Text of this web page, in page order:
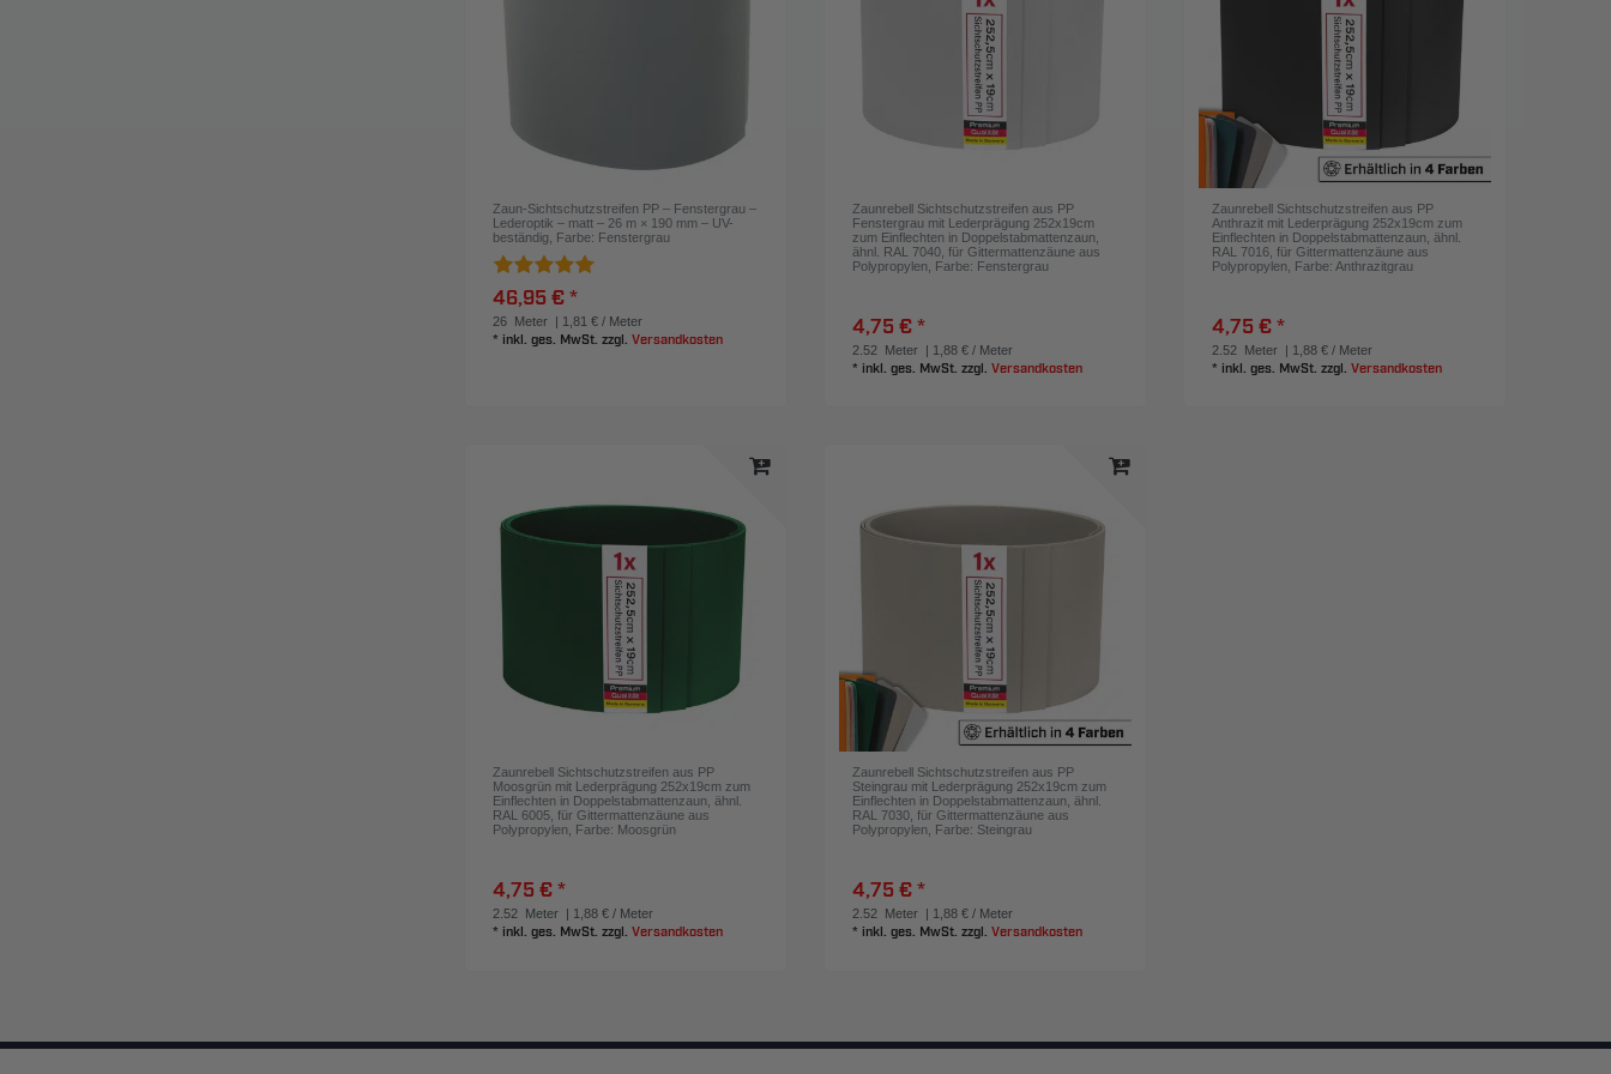
Zaun-Sichtschutzstreifen PP – Fenstergrau –
Lederoptik – matt – 26 m × 190 mm – UV-
beständig , Farbe: Fenstergrau
46,95 € *
26 Meter | 1,81 € / Meter
* inkl. ges. MwSt. zzgl.Versandkosten
Zaunrebell Sichtschutzstreifen aus PP
Fenstergrau mit Lederprägung 252x19cm
zum Einflechten in Doppelstabmattenzaun,
ähnl. RAL 7040, für Gittermattenzäune aus
Polypropylen , Farbe: Fenstergrau
4,75 € *
2.52 Meter | 1,88 € / Meter
* inkl. ges. MwSt. zzgl.Versandkosten
Zaunrebell Sichtschutzstreifen aus PP
Anthrazit mit Lederprägung 252x19cm zum
Einflechten in Doppelstabmattenzaun, ähnl.
RAL 7016, für Gittermattenzäune aus
Polypropylen , Farbe: Anthrazitgrau
4,75 € *
2.52 Meter | 1,88 € / Meter
* inkl. ges. MwSt. zzgl.Versandkosten
Zaunrebell Sichtschutzstreifen aus PP
Moosgrün mit Lederprägung 252x19cm zum
Einflechten in Doppelstabmattenzaun, ähnl.
RAL 6005, für Gittermattenzäune aus
Polypropylen , Farbe: Moosgrün
4,75 € *
2.52 Meter | 1,88 € / Meter
* inkl. ges. MwSt. zzgl.Versandkosten
Zaunrebell Sichtschutzstreifen aus PP
Steingrau mit Lederprägung 252x19cm zum
Einflechten in Doppelstabmattenzaun, ähnl.
RAL 7030, für Gittermattenzäune aus
Polypropylen , Farbe: Steingrau
4,75 € *
2.52 Meter | 1,88 € / Meter
* inkl. ges. MwSt. zzgl.Versandkosten